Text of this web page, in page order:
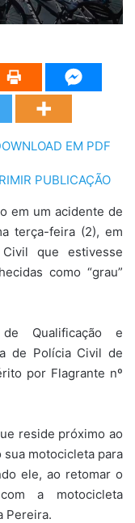
EM PDF
PUBLICAÇÃO
em um acidente de
terça-feira (2), em
que estivesse
como “grau”
Qualificação e
de Polícia Civil de
por Flagrante nº
reside próximo ao
sua motocicleta para
ele, ao retomar o
a motocicleta
Pereira.